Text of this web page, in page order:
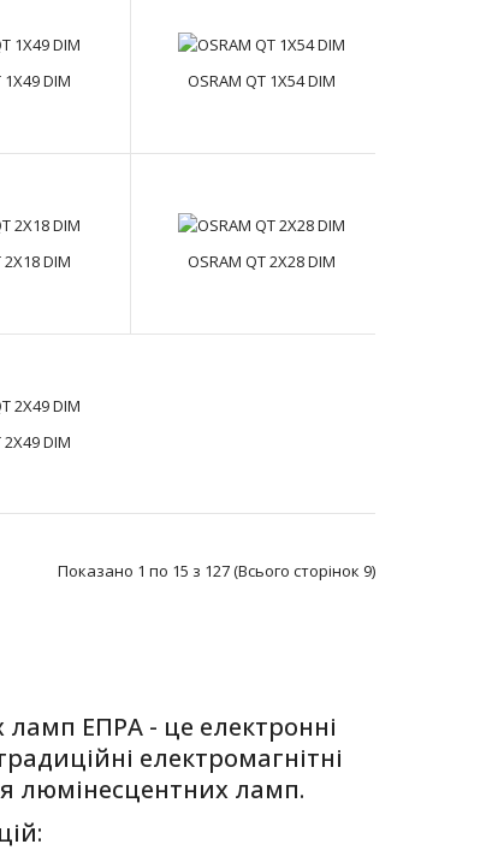
Переваги продукту Оптимізований коефіцієнт
і вигод Компактні розміри та мала вага для ..
живленні від мережі постійного та змінного с..
при живленні від мережі постійного та змінного с..
1X49 DIM OSRAM QT 1X54 DIM
2X18 DIM OSRAM QT 2X28 DIM
2X49 DIM
Показано 1 по 15 з 127 (Всього сторінок 9)
ЕПРА - це електронні
електромагнітні
люмінесцентних ламп.